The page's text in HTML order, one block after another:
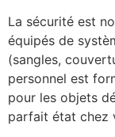
La sécurité est
équipés de
(sangles,
personnel est
pour les objets
parfait état chez